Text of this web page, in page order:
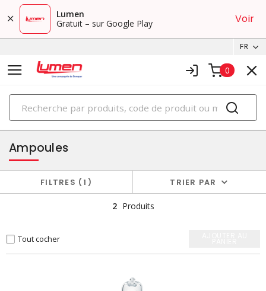
Lumen
Gratuit – sur Google Play
Voir
FR
0
PRODUITS
éclairage
Ampoules
FILTRES 1 TRIER PAR
2 Produits
Tout cocher